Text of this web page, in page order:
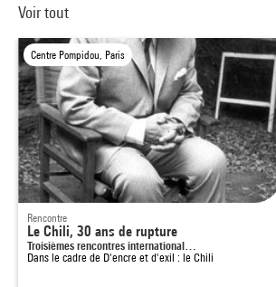
Voir tout
Centre Pompidou, Paris
Rencontre
Le Chili, 30 ans de rupture
Troisièmes rencontres international…
Dans le cadre de D'encre et d'exil : le Chili